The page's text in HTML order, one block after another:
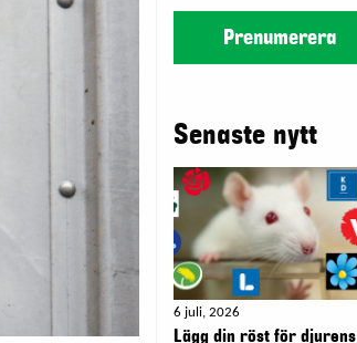
Prenumerera
Senaste nytt
6 juli, 2026
Lägg din röst för djurens